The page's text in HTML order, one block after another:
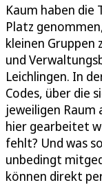
Kaum haben die
Platz
kleinen Gruppen
und
Leichlingen. In
Codes, über die
jeweiligen
hier gearbeitet
fehlt? Und was
unbedingt
können direkt